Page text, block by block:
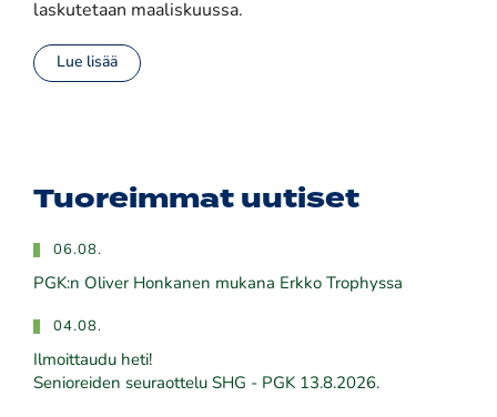
laskutetaan maaliskuussa.
Lue lisää
Tuoreimmat uutiset
06.08.
PGK:n Oliver Honkanen mukana Erkko Trophyssa
04.08.
Ilmoittaudu heti!
​​​​​​​Senioreiden seuraottelu SHG - PGK 13.8.2026.